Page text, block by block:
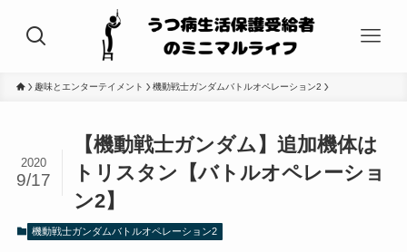
趣味とエンターテイメント 機動戦士ガンダムバトルオペレーション2
【機動戦士ガンダム】追加機体は
トリスタン【バトルオペレーショ
ン2】
2020
9/17
機動戦士ガンダムバトルオペレーション2